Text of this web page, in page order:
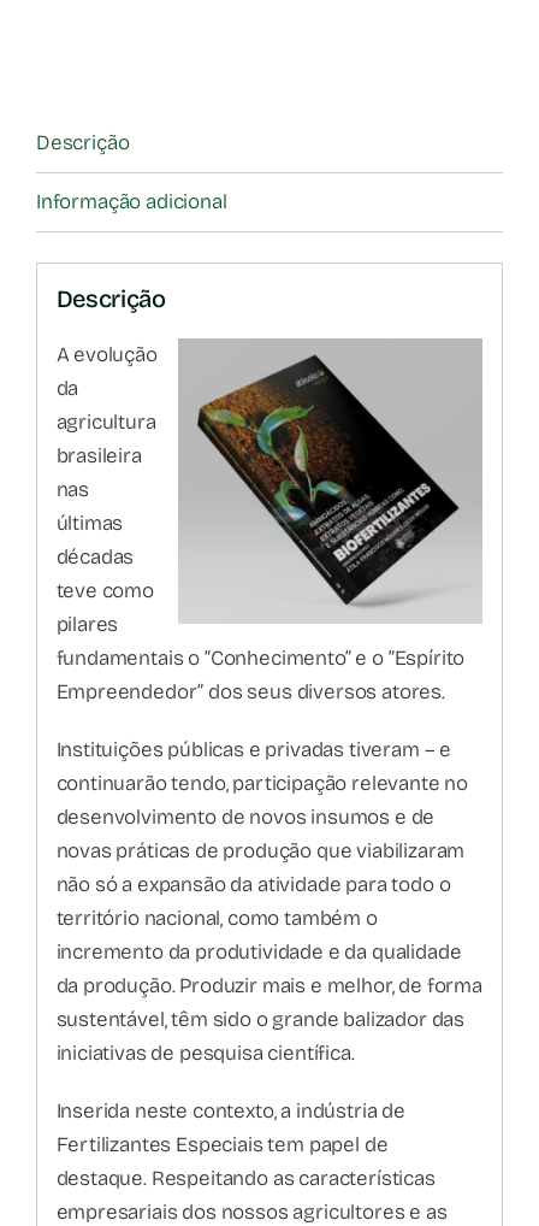
Descrição
Informação adicional
Descrição
A evolução
da
agricultura
brasileira
nas
últimas
décadas
teve como
pilares
fundamentais o “Conhecimento” e o “Espírito
Empreendedor” dos seus diversos atores.
Instituições públicas e privadas tiveram – e
continuarão tendo, participação relevante no
desenvolvimento de novos insumos e de
novas práticas de produção que viabilizaram
não só a expansão da atividade para todo o
território nacional, como também o
incremento da produtividade e da qualidade
da produção. Produzir mais e melhor, de forma
sustentável, têm sido o grande balizador das
iniciativas de pesquisa científica.
Inserida neste contexto, a indústria de
Fertilizantes Especiais tem papel de
destaque. Respeitando as características
empresariais dos nossos agricultores e as